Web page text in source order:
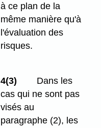
à ce plan de la
même manière qu'à
l'évaluation des
risques.
4(3)
Dans les
cas qui ne sont pas
visés au
paragraphe (2), les